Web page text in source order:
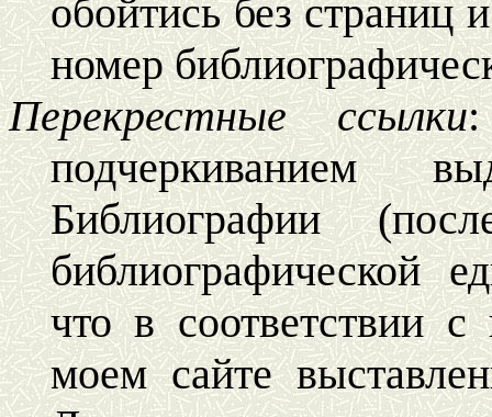
обойтись без страниц
номер
Перекрестные ссылки:
подчеркиванием
Библиографии
библиографической
что в соответствии
моем сайте